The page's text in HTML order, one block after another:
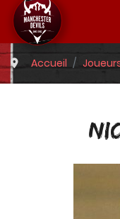
Accueil